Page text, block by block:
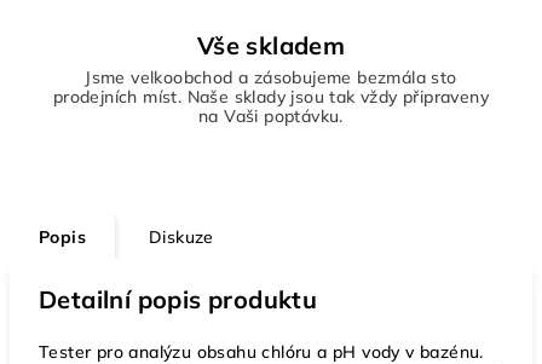
Vše skladem
Jsme velkoobchod a zásobujeme bezmála sto
prodejních míst. Naše sklady jsou tak vždy připraveny
na Vaši poptávku.
Popis Diskuze
Detailní popis produktu
Tester pro analýzu obsahu chlóru a pH vody v bazénu.